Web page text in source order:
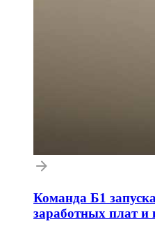
Команда Б1
заработных плат и